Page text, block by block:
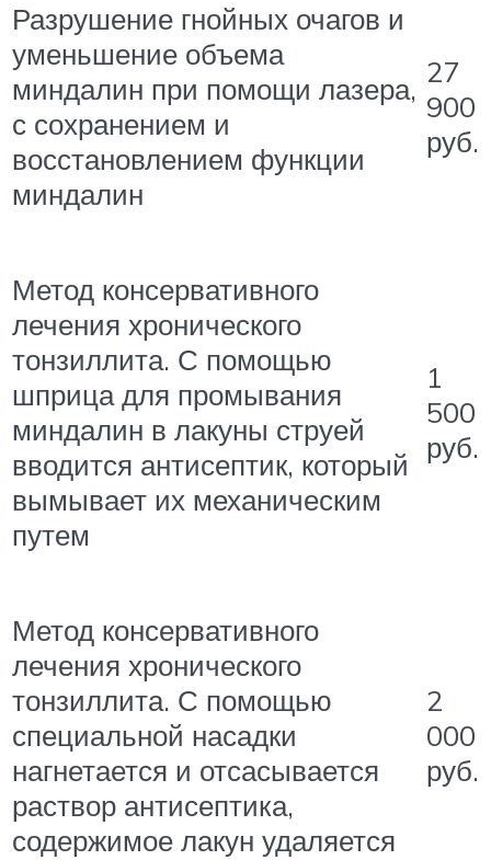
Разрушение гнойных очагов и
уменьшение объема
миндалин при помощи лазера,
с сохранением и
восстановлением функции
миндалин
27
900
руб.
Метод консервативного
лечения хронического
тонзиллита. С помощью
шприца для промывания
миндалин в лакуны струей
вводится антисептик, который
вымывает их механическим
путем
1
500
руб.
Метод консервативного
лечения хронического
тонзиллита. С помощью
специальной насадки
нагнетается и отсасывается
раствор антисептика,
содержимое лакун удаляется
2
000
руб.